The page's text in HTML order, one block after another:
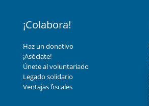
¡Colabora!
Haz un donativo
¡Asóciate!
Únete al voluntariado
Legado solidario
Ventajas fiscales